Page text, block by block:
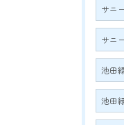
サニ
サニ
池田
池田